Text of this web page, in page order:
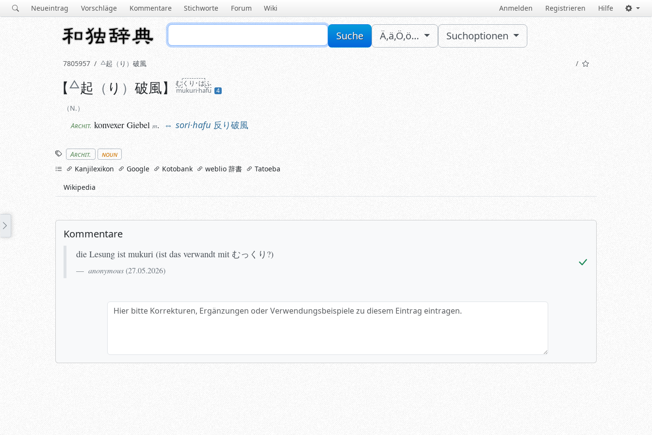
Neueintrag Vorschläge Kommentare Stichworte Forum Wiki Anmelden Registrieren Hilfe
Suche Ä,ä,Ö,ö… Suchoptionen
7805957 起 り 破風
N.
【 起 り 破風】 む くり･はふ
mukuri·hafu
4
N.
Archit. konvexerGiebel m. sori·hafu 反り破風
Stichworte
Archit.
noun
linksKanjilexikon Google Kotobank weblio 辞書
Tatoeba
Wikipedia
Kommentare
die Lesung ist mukuri (ist das verwandt mit むっくり?)
anonymous (27.05.2026)
Hier bitte Korrekturen, Ergänzungen oder Verwendungsbeispiele zu diesem Eintrag eintragen.